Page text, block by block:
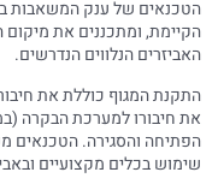
הטכנאים של ענק המשאבות
הקיימת, ומתכננים את מיקום
האביזרים הנלווים הנדרשים.
התקנת המגוף כוללת את
את חיבורו למערכת הבקרה
הפתיחה והסגירה. הטכנאים
שימוש בכלים מקצועיים